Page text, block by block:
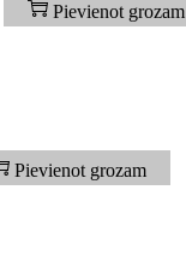
Pievienot grozam
Pievienot grozam